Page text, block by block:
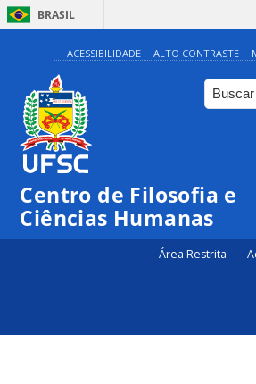
BRASIL
ACESSIBILIDADE ALTO CONTRASTE
Centro de Filosofia e
Ciências Humanas
Área Restrita